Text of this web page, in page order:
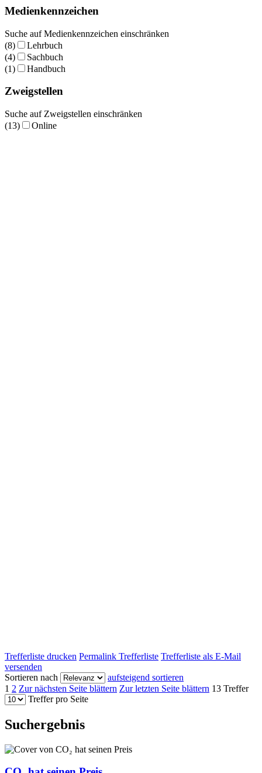
Medienkennzeichen
Suche auf Medienkennzeichen einschränken
(8)
Lehrbuch
(4)
Sachbuch
(1)
Handbuch
Zweigstellen
Suche auf Zweigstellen einschränken
(13)
Online
Trefferliste drucken Permalink Trefferliste Trefferliste als E-Mail
versenden
Sortieren nach
aufsteigend sortieren
1 2 Zur nächsten Seite blättern Zur letzten Seite blättern 13 Treffer
Treffer pro Seite
Suchergebnis